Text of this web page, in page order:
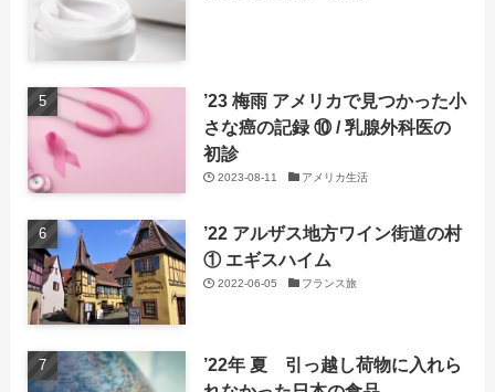
’23 梅雨 アメリカで見つかった小
さな癌の記録 ⑩ / 乳腺外科医の
初診
2023-08-11 アメリカ生活
’22 アルザス地方ワイン街道の村
① エギスハイム
2022-06-05 フランス旅
’22年 夏 引っ越し荷物に入れら